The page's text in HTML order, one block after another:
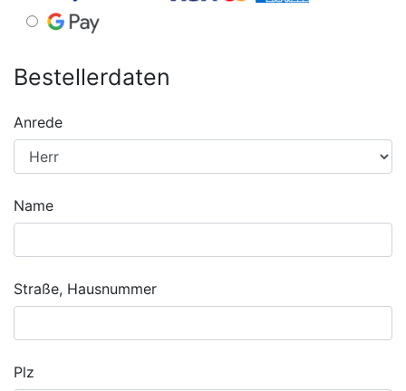
Bestellerdaten
Anrede
Name
Straße, Hausnummer
Plz